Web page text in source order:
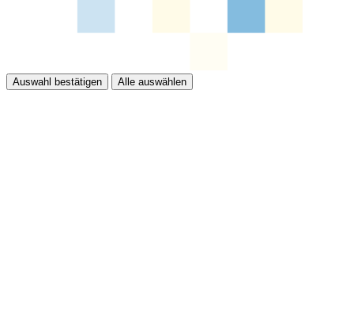
Auswahl bestätigen Alle auswählen